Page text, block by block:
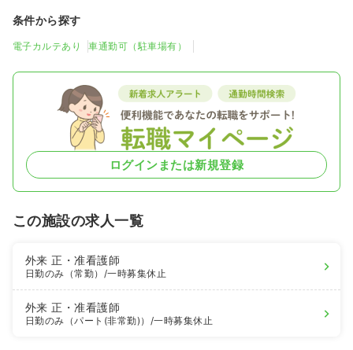
条件から探す
電子カルテあり 車通勤可（駐車場有）
ログインまたは新規登録
この施設の求人一覧
外来正・准看護師
日勤のみ（常勤） /一時募集休止
外来正・准看護師
日勤のみ（パート(非常勤)） /一時募集休止